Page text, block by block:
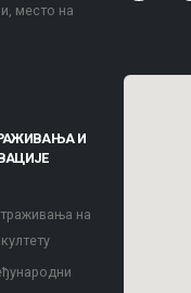
место на
И
на